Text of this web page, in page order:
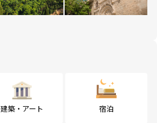
建築・アート 宿泊